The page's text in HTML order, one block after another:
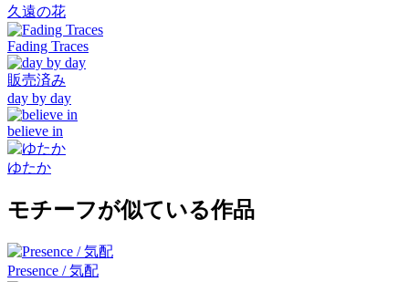
久遠の花
Fading Traces
販売済み
day by day
believe in
ゆたか
モチーフが似ている作品
Presence / 気配